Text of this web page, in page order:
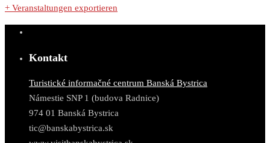
+ Veranstaltungen exportieren
Kontakt
Turistické informačné centrum Banská Bystrica
Námestie SNP 1 (budova Radnice)
974 01 Banská Bystrica
tic@banskabystrica.sk